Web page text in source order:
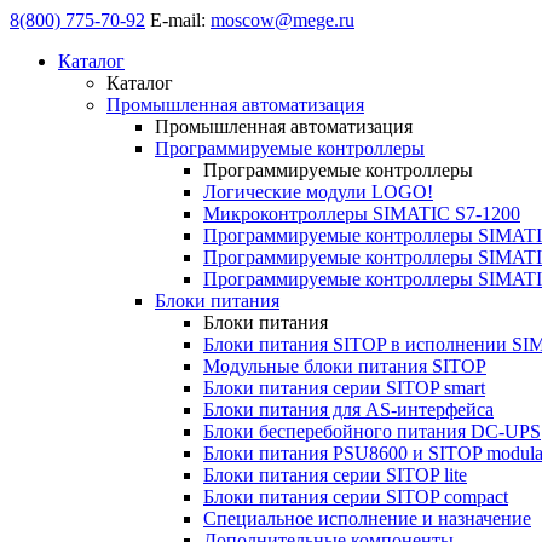
8(800) 775-70-92 E-mail: moscow@mege.ru
Каталог
Каталог
Промышленная автоматизация
Промышленная автоматизация
Программируемые контроллеры
Программируемые контроллеры
Логические модули LOGO!
Микроконтроллеры SIMATIC S7-1200
Программируемые контроллеры
Программируемые контроллеры
Программируемые контроллеры
Блоки питания
Блоки питания
Блоки питания SITOP в исполнении
Модульные блоки питания SITOP
Блоки питания серии SITOP smart
Блоки питания для AS-интерфейса
Блоки бесперебойного питания DC-UPS
Блоки питания PSU8600 и SITOP
Блоки питания серии SITOP lite
Блоки питания серии SITOP compact
Специальное исполнение и назначение